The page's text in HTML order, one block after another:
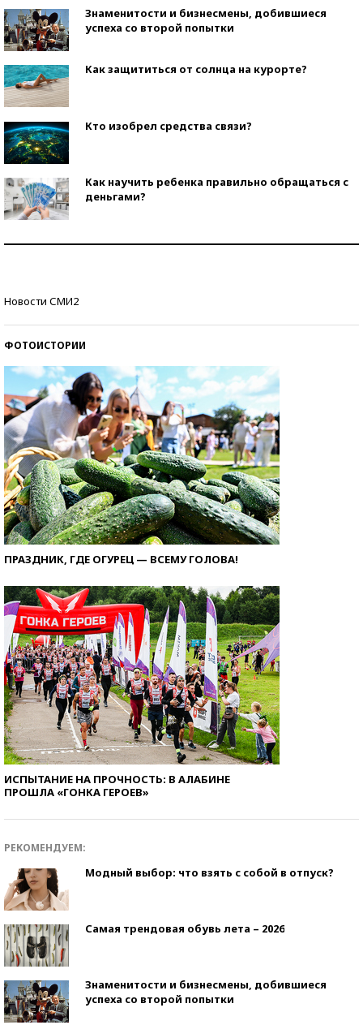
Знаменитости и бизнесмены, добившиеся
успеха со второй попытки
Как защититься от солнца на курорте?
Кто изобрел средства связи?
Как научить ребенка правильно обращаться с
деньгами?
Новости СМИ2
ФОТОИСТОРИИ
ПРАЗДНИК, ГДЕ ОГУРЕЦ — ВСЕМУ ГОЛОВА!
ИСПЫТАНИЕ НА ПРОЧНОСТЬ: В АЛАБИНЕ
ПРОШЛА «ГОНКА ГЕРОЕВ»
РЕКОМЕНДУЕМ:
Модный выбор: что взять с собой в отпуск?
Самая трендовая обувь лета – 2026
Знаменитости и бизнесмены, добившиеся
успеха со второй попытки